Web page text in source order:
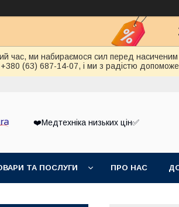
час, ми набираємося сил перед
+380 (63) 687-14-07, і ми з радістю
❤️Медтехніка низьких цін✅
ТА ПОСЛУГИ ПРО НАС